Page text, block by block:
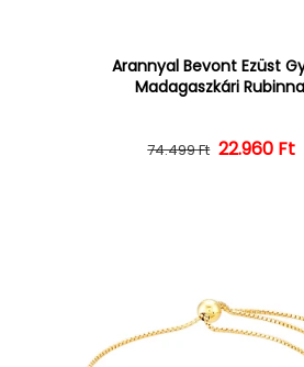
Arannyal Bevont Ezüst
Madagaszkári
Normál ár
74.499 Ft 22.960 Ft